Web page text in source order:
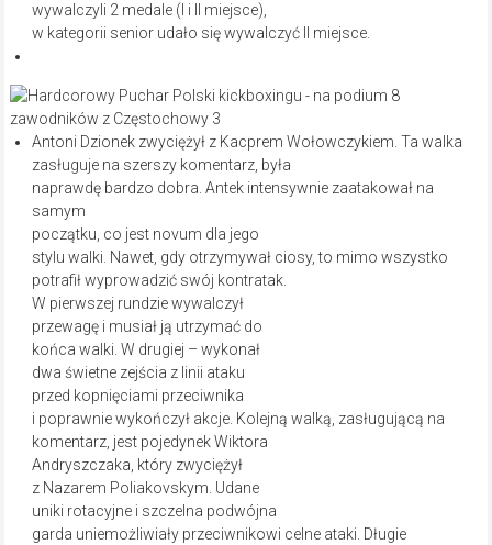
wywalczyli 2 medale (I i II miejsce),
w kategorii senior udało się wywalczyć II miejsce.
Antoni Dzionek zwyciężył z Kacprem Wołowczykiem. Ta walka
zasługuje na szerszy komentarz, była
naprawdę bardzo dobra. Antek intensywnie zaatakował na
samym
początku, co jest novum dla jego
stylu walki. Nawet, gdy otrzymywał ciosy, to mimo wszystko
potrafił wyprowadzić swój kontratak.
W pierwszej rundzie wywalczył
przewagę i musiał ją utrzymać do
końca walki. W drugiej – wykonał
dwa świetne zejścia z linii ataku
przed kopnięciami przeciwnika
i poprawnie wykończył akcje. Kolejną walką, zasługującą na
komentarz, jest pojedynek Wiktora
Andryszczaka, który zwyciężył
z Nazarem Poliakovskym. Udane
uniki rotacyjne i szczelna podwójna
garda uniemożliwiały przeciwnikowi celne ataki. Długie